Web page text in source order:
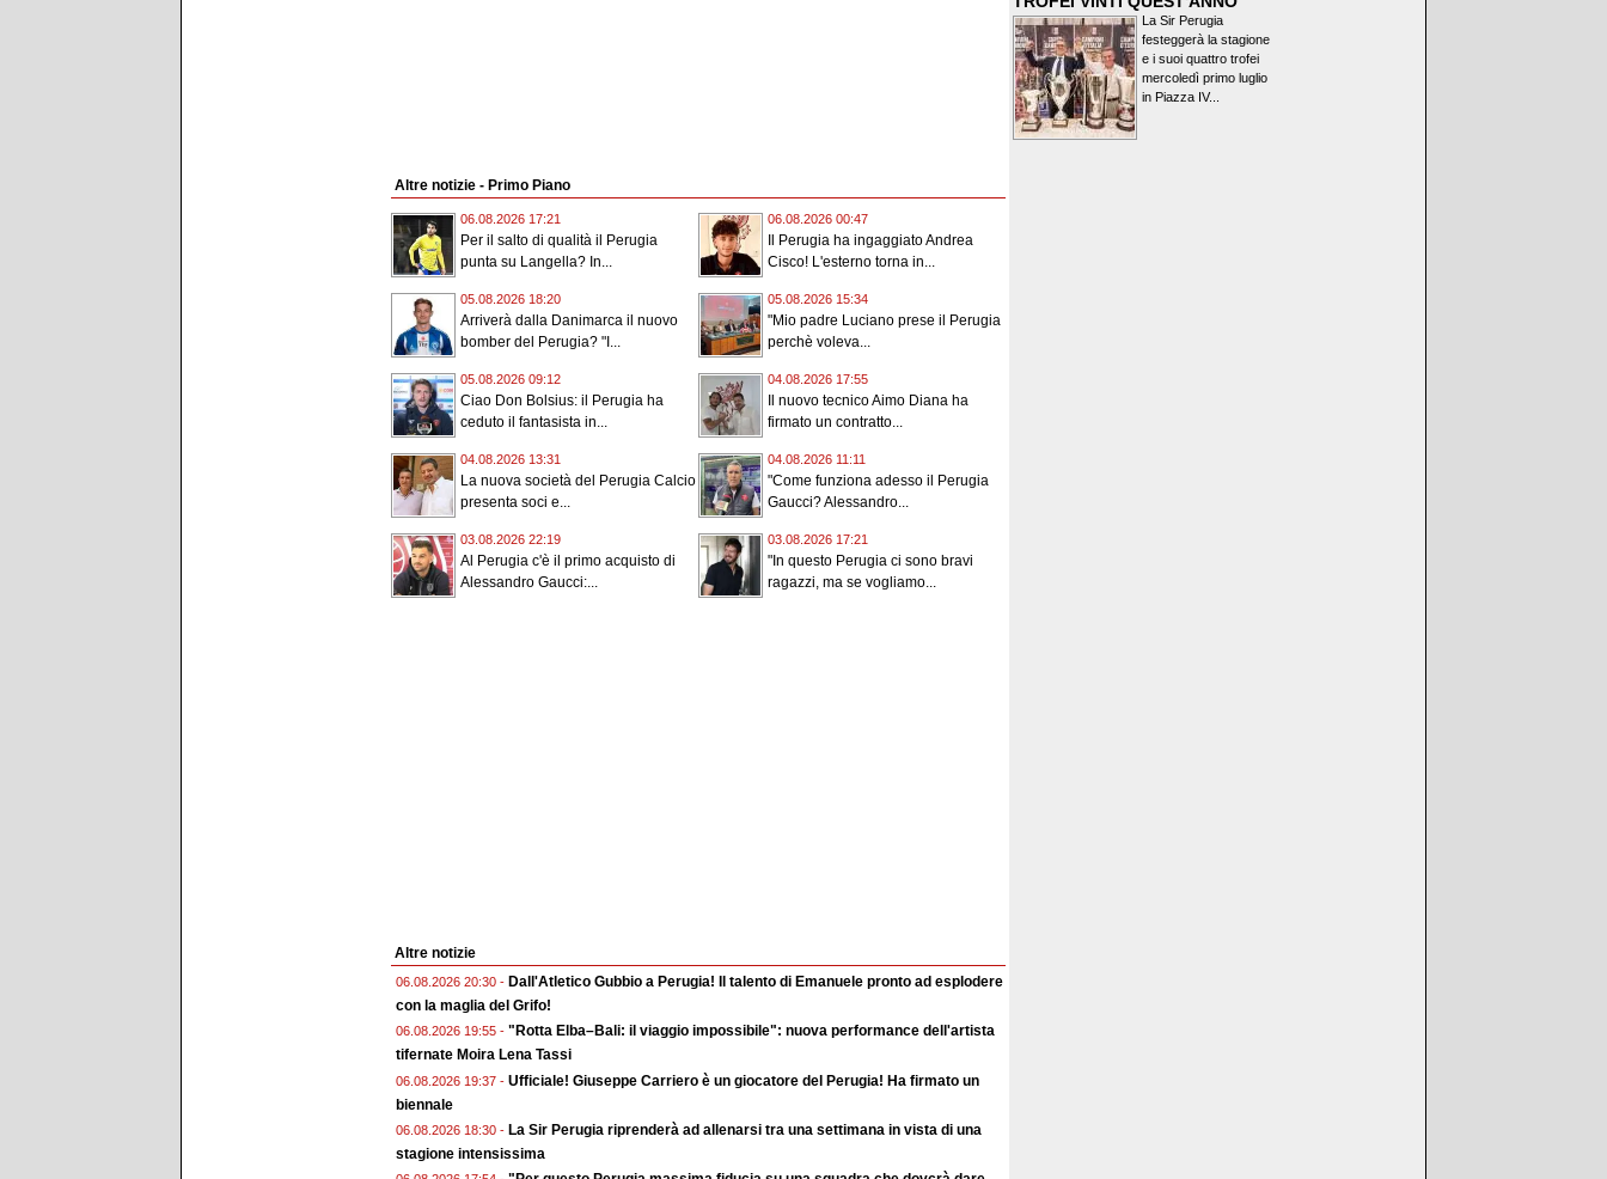
Altre notizie - Primo Piano
06.08.2026 17:21
Per il salto di qualità il Perugia
punta su Langella? In...
06.08.2026 00:47
Il Perugia ha ingaggiato Andrea
Cisco! L'esterno torna in...
05.08.2026 18:20
Arriverà dalla Danimarca il nuovo
bomber del Perugia? "I...
05.08.2026 15:34
"Mio padre Luciano prese il Perugia
perchè voleva...
05.08.2026 09:12
Ciao Don Bolsius: il Perugia ha
ceduto il fantasista in...
04.08.2026 17:55
Il nuovo tecnico Aimo Diana ha
firmato un contratto...
04.08.2026 13:31
La nuova società del Perugia Calcio
presenta soci e...
04.08.2026 11:11
"Come funziona adesso il Perugia
Gaucci? Alessandro...
03.08.2026 22:19
Al Perugia c'è il primo acquisto di
Alessandro Gaucci:...
03.08.2026 17:21
"In questo Perugia ci sono bravi
ragazzi, ma se vogliamo...
Altre notizie
06.08.2026 20:30 - Dall'Atletico Gubbio a Perugia! Il talento di Emanuele pronto ad esplodere
con la maglia del Grifo!
06.08.2026 19:55 - "Rotta Elba–Bali: il viaggio impossibile": nuova performance dell'artista
tifernate Moira Lena Tassi
06.08.2026 19:37 - Ufficiale! Giuseppe Carriero è un giocatore del Perugia! Ha firmato un
biennale
06.08.2026 18:30 - La Sir Perugia riprenderà ad allenarsi tra una settimana in vista di una
stagione intensissima
La Sir Perugia
festeggerà la stagione
e i suoi quattro trofei
mercoledì primo luglio
in Piazza IV...